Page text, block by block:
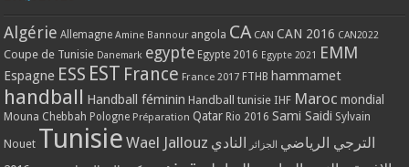
Algérie Allemagne Amine Bannour angola CA CAN CAN 2016 CAN2022
Coupe de Tunisie Danemark egypte Egypte 2016 Egypte 2021 EMM
Espagne ESS EST France France 2017 FTHB hammamet
handball Handball féminin Handball tunisie IHF Maroc mondial
Mouna Chebbah Pologne Préparation Qatar Rio 2016 Sami Saidi Sylvain
Nouet Tunisie Wael Jallouz الترجي الرياضي الجزائر
النادي